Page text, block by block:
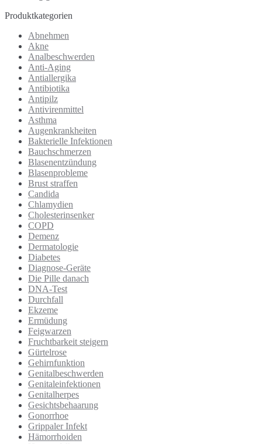
Produktkategorien
Abnehmen
Akne
Analbeschwerden
Anti-Aging
Antiallergika
Antibiotika
Antipilz
Antivirenmittel
Asthma
Augenkrankheiten
Bakterielle Infektionen
Bauchschmerzen
Blasenentzündung
Blasenprobleme
Brust straffen
Candida
Chlamydien
Cholesterinsenker
COPD
Demenz
Dermatologie
Diabetes
Diagnose-Geräte
Die Pille danach
DNA-Test
Durchfall
Ekzeme
Ermüdung
Feigwarzen
Fruchtbarkeit steigern
Gürtelrose
Gehirnfunktion
Genitalbeschwerden
Genitaleinfektionen
Genitalherpes
Gesichtsbehaarung
Gonorrhoe
Grippaler Infekt
Hämorrhoiden